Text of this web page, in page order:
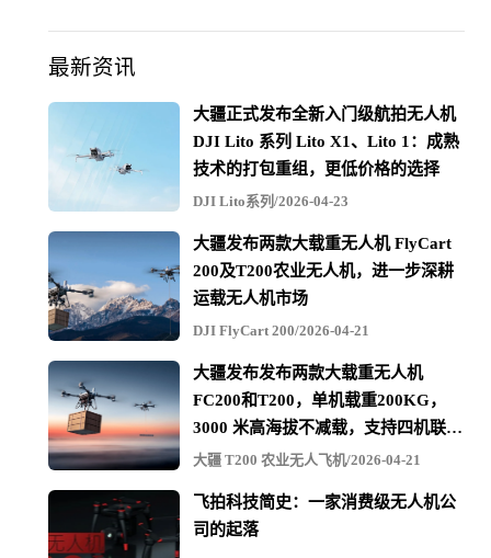
最新资讯
大疆正式发布全新入门级航拍无人机
DJI Lito 系列 Lito X1、Lito 1：成熟
技术的打包重组，更低价格的选择
DJI Lito系列/2026-04-23
大疆发布两款大载重无人机 FlyCart
200及T200农业无人机，进一步深耕
运载无人机市场
DJI FlyCart 200/2026-04-21
大疆发布发布两款大载重无人机
FC200和T200，单机载重200KG，
3000 米高海拔不减载，支持四机联吊
最多600KG
大疆 T200 农业无人飞机/2026-04-21
飞拍科技简史：一家消费级无人机公
司的起落